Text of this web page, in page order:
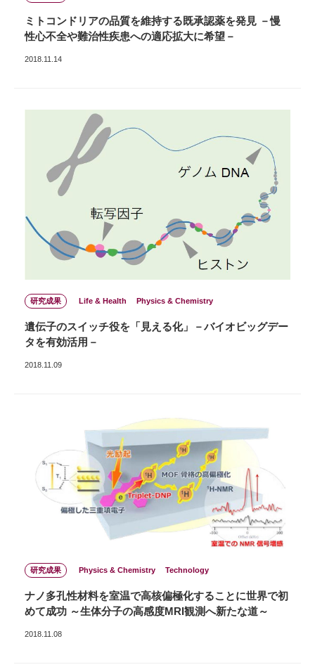
ミトコンドリアの品質を維持する既承認薬を発見 －慢
性心不全や難治性疾患への適応拡大に希望－
2018.11.14
研究成果 Life & Health Physics & Chemistry
遺伝子のスイッチ役を「見える化」－バイオビッグデー
タを有効活用－
2018.11.09
研究成果 Physics & Chemistry Technology
ナノ多孔性材料を室温で高核偏極化することに世界で初
めて成功 ～生体分子の高感度MRI観測へ新たな道～
2018.11.08